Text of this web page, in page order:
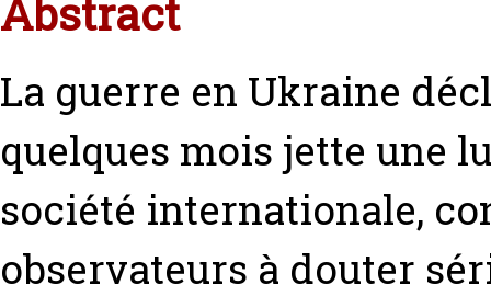
Abstract
La guerre en Ukraine
quelques mois jette une
société internationale,
observateurs à douter